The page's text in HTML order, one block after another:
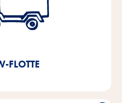
FLOTTE
50%
eines voll automatisierten